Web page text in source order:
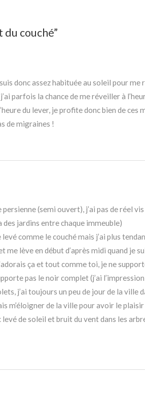
du couché”
donc assez habituée au soleil pour me
parfois la chance de me réveiller à
du lever, je profite donc bien de ces
de migraines !
(semi ouvert), j’ai pas de réel
jardins entre chaque immeuble)
comme le couché mais j’ai plus
me lève en début d’après midi quand je
ça et tout comme toi, je ne
pas le noir complet (j’ai
j’ai toujours un peu de jour de la ville
m’éloigner de la ville pour avoir le
de soleil et bruit du vent dans les